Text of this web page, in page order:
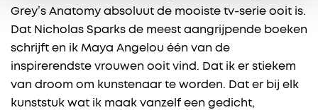
Grey’s Anatomy absoluut de mooiste tv-serie ooit is.
Dat Nicholas Sparks de meest aangrijpende boeken
schrijft en ik Maya Angelou één van de
inspirerendste vrouwen ooit vind. Dat ik er stiekem
van droom om kunstenaar te worden. Dat er bij elk
kunststuk wat ik maak vanzelf een gedicht,